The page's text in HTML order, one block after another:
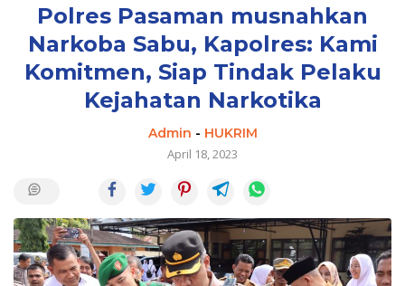
i
i
Polres Pasaman musnahkan
Narkoba Sabu, Kapolres: Kami
Komitmen, Siap Tindak Pelaku
Kejahatan Narkotika
Admin - HUKRIM
April 18, 2023